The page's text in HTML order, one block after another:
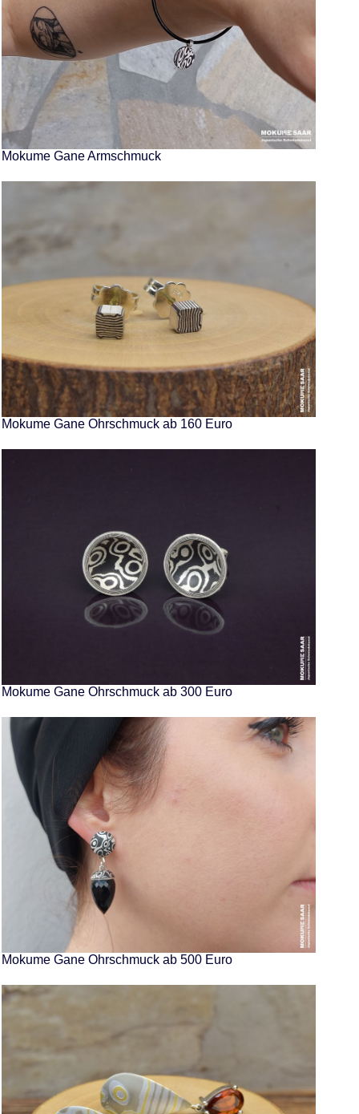
Mokume Gane Armschmuck
Mokume Gane Ohrschmuck ab 160 Euro
Mokume Gane Ohrschmuck ab 300 Euro
Mokume Gane Ohrschmuck ab 500 Euro